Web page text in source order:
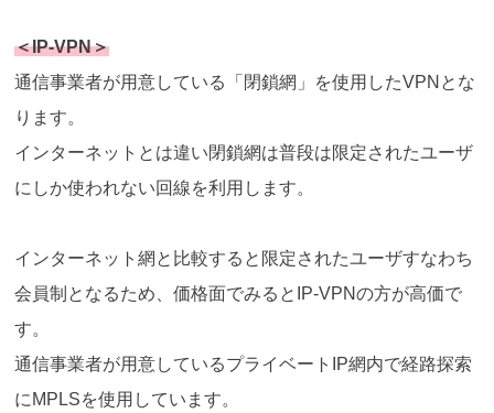
＜IP-VPN＞
通信事業者が用意している「閉鎖網」を使用したVPNとな
ります。
インターネットとは違い閉鎖網は普段は限定されたユーザ
にしか使われない回線を利用します。
インターネット網と比較すると限定されたユーザすなわち
会員制となるため、価格面でみるとIP-VPNの方が高価で
す。
通信事業者が用意しているプライベートIP網内で経路探索
にMPLSを使用しています。